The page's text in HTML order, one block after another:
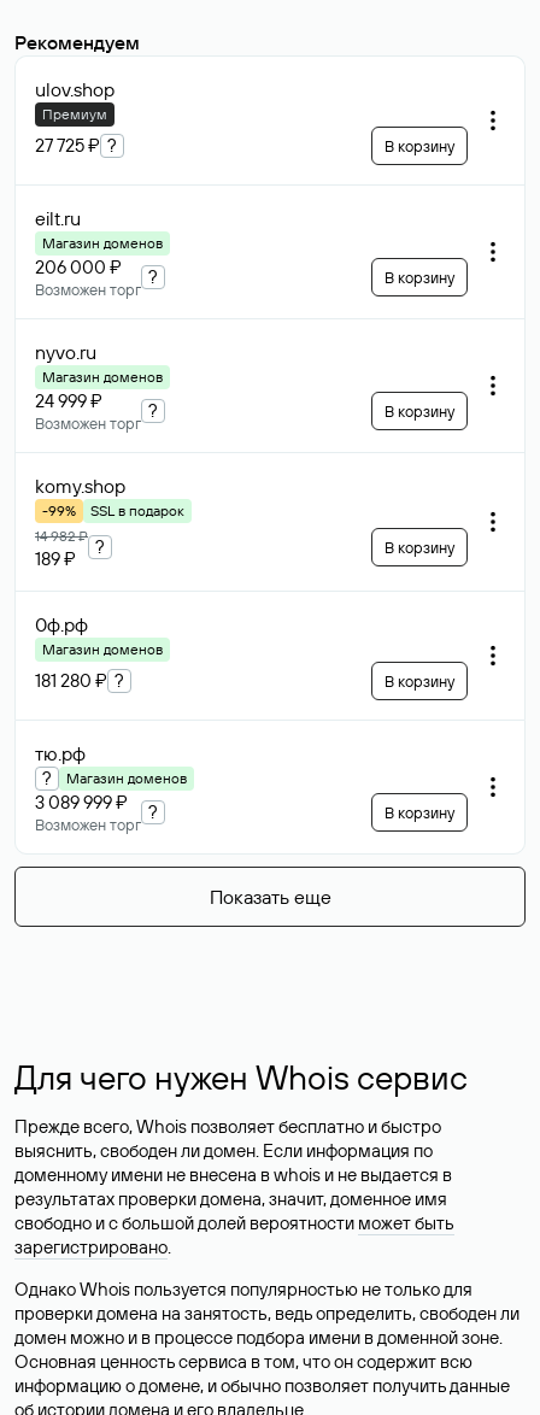
Рекомендуем
ulov.shop
Премиум
27 725 ₽ ? В корзину
eilt.ru
Магазин доменов
206 000 ₽
Возможен торг
? В корзину
nyvo.ru
Магазин доменов
24 999 ₽
Возможен торг
? В корзину
komy.shop
-99%
SSL в подарок
14 982 ₽
189 ₽
? В корзину
0ф.рф
Магазин доменов
181 280 ₽ ? В корзину
тю.рф
? Магазин доменов
3 089 999 ₽
Возможен торг
? В корзину
Показать еще
Для чего нужен Whois сервис
Прежде всего, Whois позволяет бесплатно и быстро
выяснить, свободен ли домен. Если информация по
доменному имени не внесена в whois и не выдается в
результатах проверки домена, значит, доменное имя
свободно и с большой долей вероятности может быть
зарегистрировано.
Однако Whois пользуется популярностью не только для
проверки домена на занятость, ведь определить, свободен ли
домен можно и в процессе подбора имени в доменной зоне.
Основная ценность сервиса в том, что он содержит всю
информацию о домене, и обычно позволяет получить данные
об истории домена и его владельце.